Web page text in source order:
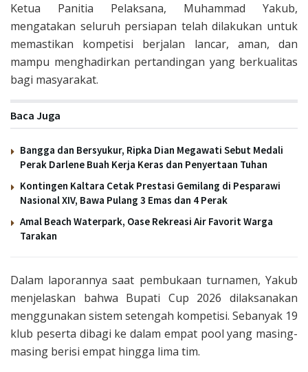
Ketua Panitia Pelaksana, Muhammad Yakub,
mengatakan seluruh persiapan telah dilakukan untuk
memastikan kompetisi berjalan lancar, aman, dan
mampu menghadirkan pertandingan yang berkualitas
bagi masyarakat.
Baca Juga
Bangga dan Bersyukur, Ripka Dian Megawati Sebut Medali
Perak Darlene Buah Kerja Keras dan Penyertaan Tuhan
Kontingen Kaltara Cetak Prestasi Gemilang di Pesparawi
Nasional XIV, Bawa Pulang 3 Emas dan 4 Perak
Amal Beach Waterpark, Oase Rekreasi Air Favorit Warga
Tarakan
Dalam laporannya saat pembukaan turnamen, Yakub
menjelaskan bahwa Bupati Cup 2026 dilaksanakan
menggunakan sistem setengah kompetisi. Sebanyak 19
klub peserta dibagi ke dalam empat pool yang masing-
masing berisi empat hingga lima tim.